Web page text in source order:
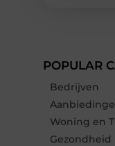
POPULAR
Bedrijven
Woning en
Gezondheid